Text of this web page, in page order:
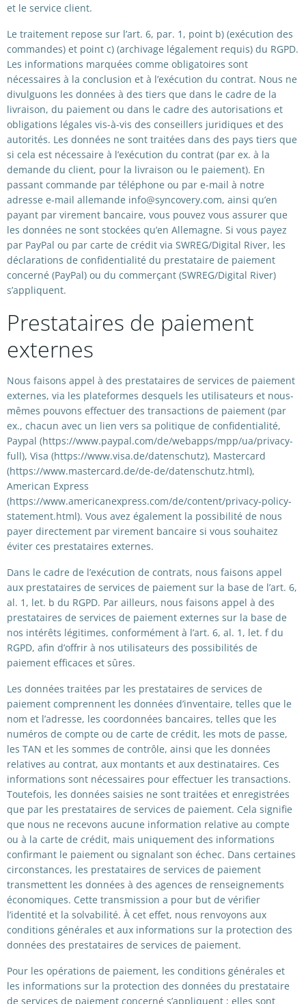
et le service client.
Le traitement repose sur l’art. 6, par. 1, point b) (exécution des
commandes) et point c) (archivage légalement requis) du RGPD.
Les informations marquées comme obligatoires sont
nécessaires à la conclusion et à l’exécution du contrat. Nous ne
divulguons les données à des tiers que dans le cadre de la
livraison, du paiement ou dans le cadre des autorisations et
obligations légales vis-à-vis des conseillers juridiques et des
autorités. Les données ne sont traitées dans des pays tiers que
si cela est nécessaire à l’exécution du contrat (par ex. à la
demande du client, pour la livraison ou le paiement). En
passant commande par téléphone ou par e-mail à notre
adresse e-mail allemande info@syncovery.com, ainsi qu’en
payant par virement bancaire, vous pouvez vous assurer que
les données ne sont stockées qu’en Allemagne. Si vous payez
par PayPal ou par carte de crédit via SWREG/Digital River, les
déclarations de confidentialité du prestataire de paiement
concerné (PayPal) ou du commerçant (SWREG/Digital River)
s’appliquent.
Prestataires de paiement
externes
Nous faisons appel à des prestataires de services de paiement
externes, via les plateformes desquels les utilisateurs et nous-
mêmes pouvons effectuer des transactions de paiement (par
ex., chacun avec un lien vers sa politique de confidentialité,
Paypal (https://www.paypal.com/de/webapps/mpp/ua/privacy-
full), Visa (https://www.visa.de/datenschutz), Mastercard
(https://www.mastercard.de/de-de/datenschutz.html),
American Express
(https://www.americanexpress.com/de/content/privacy-policy-
statement.html). Vous avez également la possibilité de nous
payer directement par virement bancaire si vous souhaitez
éviter ces prestataires externes.
Dans le cadre de l’exécution de contrats, nous faisons appel
aux prestataires de services de paiement sur la base de l’art. 6,
al. 1, let. b du RGPD. Par ailleurs, nous faisons appel à des
prestataires de services de paiement externes sur la base de
nos intérêts légitimes, conformément à l’art. 6, al. 1, let. f du
RGPD, afin d’offrir à nos utilisateurs des possibilités de
paiement efficaces et sûres.
Les données traitées par les prestataires de services de
paiement comprennent les données d’inventaire, telles que le
nom et l’adresse, les coordonnées bancaires, telles que les
numéros de compte ou de carte de crédit, les mots de passe,
les TAN et les sommes de contrôle, ainsi que les données
relatives au contrat, aux montants et aux destinataires. Ces
informations sont nécessaires pour effectuer les transactions.
Toutefois, les données saisies ne sont traitées et enregistrées
que par les prestataires de services de paiement. Cela signifie
que nous ne recevons aucune information relative au compte
ou à la carte de crédit, mais uniquement des informations
confirmant le paiement ou signalant son échec. Dans certaines
circonstances, les prestataires de services de paiement
transmettent les données à des agences de renseignements
économiques. Cette transmission a pour but de vérifier
l’identité et la solvabilité. À cet effet, nous renvoyons aux
conditions générales et aux informations sur la protection des
données des prestataires de services de paiement.
Pour les opérations de paiement, les conditions générales et
les informations sur la protection des données du prestataire
de services de paiement concerné s’appliquent ; elles sont